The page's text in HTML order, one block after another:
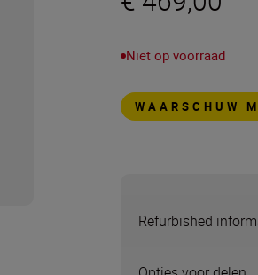
Niet op voorraad
WAARSCHUW
Refurbished